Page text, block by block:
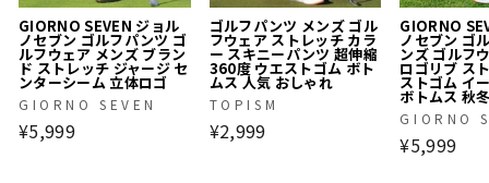
GIORNO SEVEN ジョル
ノセブン ゴルフパンツ ゴ
ルフウェア メンズ ブラン
ド ストレッチ ジャージ セ
ンターシーム 立体ロゴ
GIORNO SEVEN
¥5,999
ゴルフパンツ メンズ ゴル
フウェア ストレッチ カラ
ー スキニーパンツ 超伸縮
360度 ウエストゴム ボト
ムス 人気 おしゃれ
TOPISM
¥2,999
GIORNO
ノセブン ゴ
ンズ ゴルフ
ロゴリブ ス
ストゴム イ
ボトムス 秋
GIORNO
¥5,999